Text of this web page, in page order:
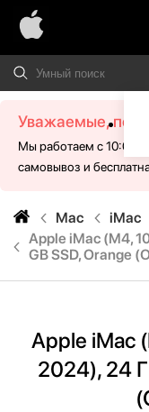
Уважаемые,
Мы работаем с 10:00 -
самовывоз и
Mac iMac
Apple iMac (M4,
GB SSD, Orange
Apple iMac
2024), 24